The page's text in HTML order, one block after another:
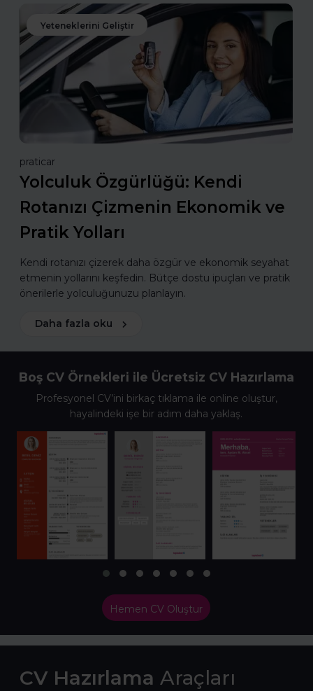
Yeteneklerini Geliştir
praticar
Yolculuk Özgürlüğü: Kendi
Rotanızı Çizmenin Ekonomik ve
Pratik Yolları
Kendi rotanızı çizerek daha özgür ve ekonomik seyahat
etmenin yollarını keşfedin. Bütçe dostu ipuçları ve pratik
önerilerle yolculuğunuzu planlayın.
Daha fazla oku
Boş CV Örnekleri ile Ücretsiz CV Hazırlama
Profesyonel CV’ini birkaç tıklama ile online oluştur,
hayalindeki işe bir adım daha yaklaş.
Hemen CV Oluştur
CV Hazırlama Araçları